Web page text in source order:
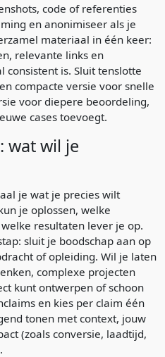
code of referenties
en anonimiseer als je
materiaal in één keer:
relevante links en
consistent is. Sluit tenslotte
compacte versie voor snelle
voor diepere beoordeling,
cases toevoegt.
wat wil je
je wat je precies wilt
je oplossen, welke
resultaten lever je op.
sluit je boodschap aan op
of opleiding. Wil je laten
complexe projecten
kunt ontwerpen of schoon
en kies per claim één
tonen met context, jouw
(zoals conversie, laadtijd,